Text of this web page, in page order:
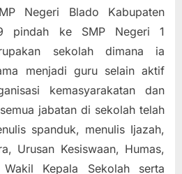
Negeri Blado Kabupaten
pindah ke SMP Negeri 1
sekolah dimana ia
menjadi guru selain aktif
kemasyarakatan dan
jabatan di sekolah telah
spanduk, menulis Ijazah,
Urusan Kesiswaan, Humas,
Wakil Kepala Sekolah serta